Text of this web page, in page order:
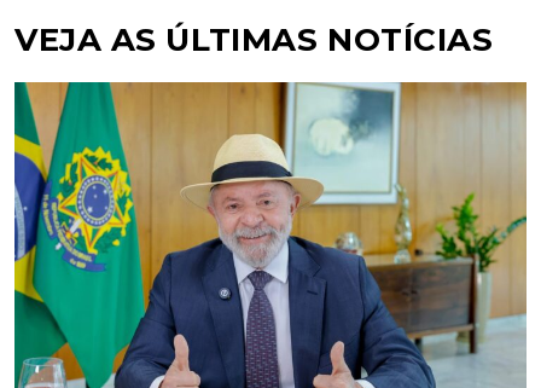
VEJA AS ÚLTIMAS NOTÍCIAS